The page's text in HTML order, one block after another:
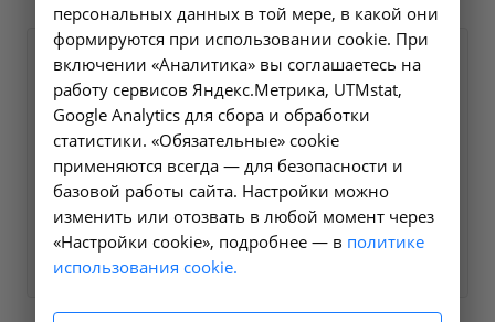
Оформите заявку на сайте,
мы свяжемся с вами в
ближайшее время и ответим
на все интересующие
вопросы.
1360 ₽
Заказать услугу
персональных данных в той мере, в какой они
формируются при использовании cookie. При
включении «Аналитика» вы соглашаетесь на
работу сервисов Яндекс.Метрика, UTMstat,
Google Analytics для сбора и обработки
статистики. «Обязательные» cookie
применяются всегда — для безопасности и
базовой работы сайта. Настройки можно
изменить или отозвать в любой момент через
«Настройки cookie», подробнее — в политике
использования cookie.